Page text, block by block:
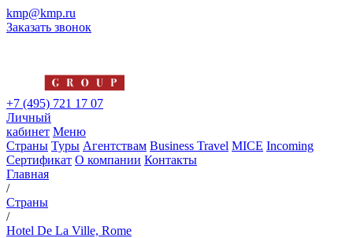
kmp@kmp.ru
Заказать звонок
+7 (495) 721 17 07
Личный
кабинет Меню
Страны Туры Агентствам Business Travel MICE Incoming
Сертификат О компании Контакты
Главная
/
Страны
/
Hotel De La Ville, Rome